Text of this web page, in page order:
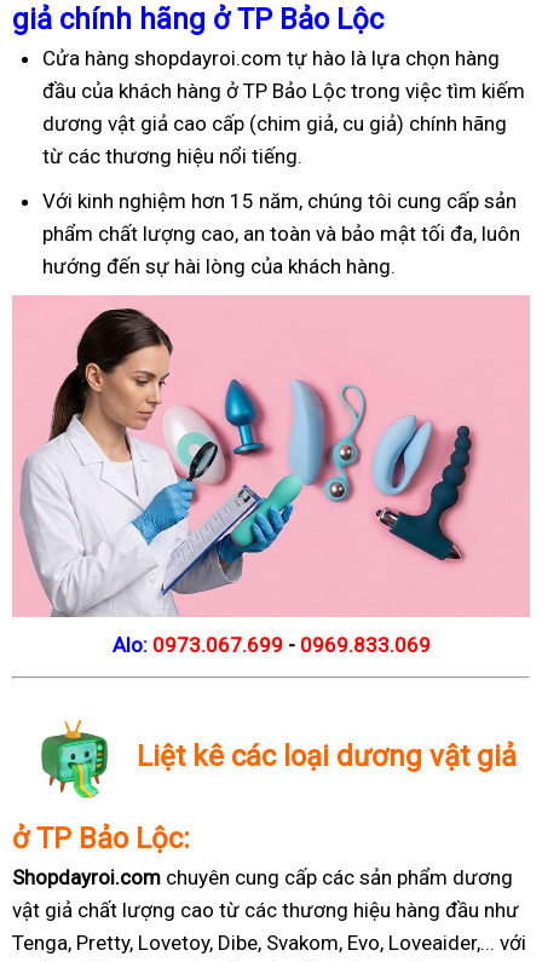
giả chính hãng ở TP Bảo Lộc
Cửa hàng shopdayroi.com tự hào là lựa chọn hàng
đầu của khách hàng ở TP Bảo Lộc trong việc tìm kiếm
dương vật giả cao cấp (chim giả, cu giả) chính hãng
từ các thương hiệu nổi tiếng.
Với kinh nghiệm hơn 15 năm, chúng tôi cung cấp sản
phẩm chất lượng cao, an toàn và bảo mật tối đa, luôn
hướng đến sự hài lòng của khách hàng.
Alo: 0973.067.699 - 0969.833.069
Liệt kê các loại dương vật giả
ở TP Bảo Lộc:
Shopdayroi.com chuyên cung cấp các sản phẩm dương
vật giả chất lượng cao từ các thương hiệu hàng đầu như
Tenga, Pretty, Lovetoy, Dibe, Svakom, Evo, Loveaider,... với